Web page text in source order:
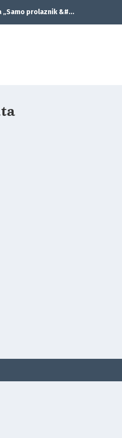
„Samo prolaznik &#...